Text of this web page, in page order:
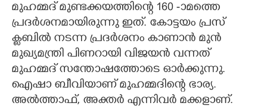
മുഹമ്മദ് മുണ്ടക്കയത്തിന്റെ 160 -ാമത്തെ
പ്രദർശനമായിരുന്നു ഇത്. കോട്ടയം പ്രസ്
ക്ലബിൽ നടന്ന പ്രദർശനം കാണാൻ മുൻ
മുഖ്യമന്ത്രി പിണറായി വിജയൻ വന്നത്
മുഹമ്മദ് സന്തോഷത്തോടെ ഓർക്കുന്നു.
ഐഷാ ബീവിയാണ് മുഹമ്മദിന്റെ ഭാര്യ.
അൽത്താഫ്, അക്തർ എന്നിവർ മക്കളാണ്.